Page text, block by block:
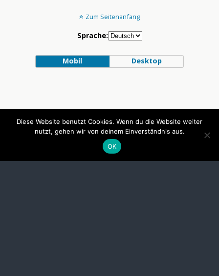
Zum Seitenanfang
Sprache:
Mobil Desktop
Diese Website benutzt Cookies. Wenn du die Website weiter
nutzt, gehen wir von deinem Einverständnis aus.
OK